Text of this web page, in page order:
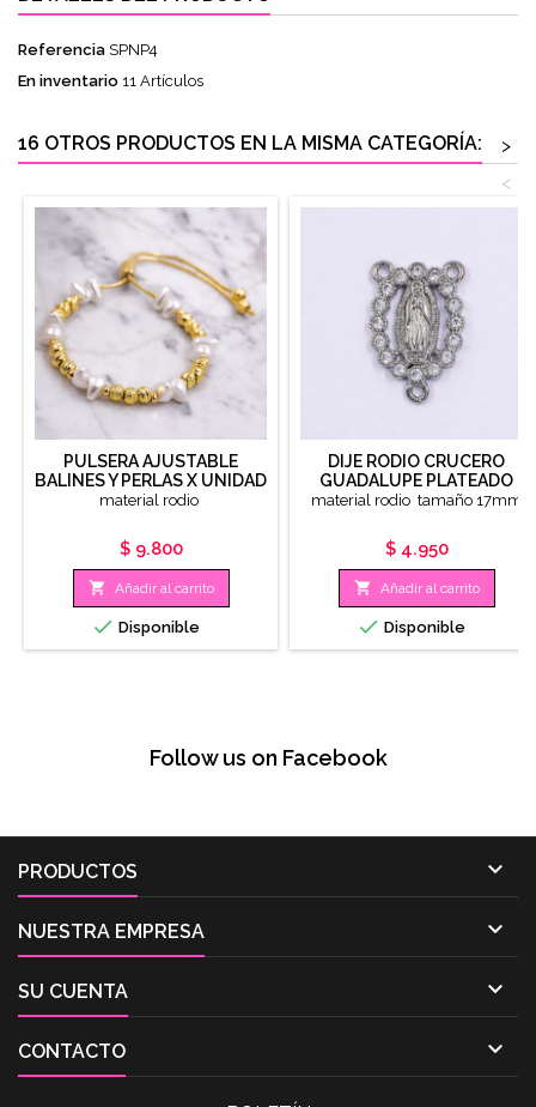
Referencia SPNP4
En inventario 11 Artículos
16 OTROS PRODUCTOS EN LA MISMA CATEGORÍA:
>
<
PULSERA AJUSTABLE
BALINES Y PERLAS X UNIDAD
material rodio
Precio
$ 9.800
 Añadir al carrito
 Disponible
DIJE RODIO CRUCERO
GUADALUPE PLATEADO
material rodio tamaño 17mm
Precio
$ 4.950
 Añadir al carrito
 Disponible
Follow us on Facebook
PRODUCTOS 
NUESTRA EMPRESA 
SU CUENTA 
CONTACTO 